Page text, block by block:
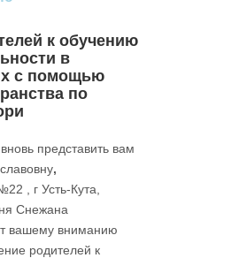
к обучению
в
с помощью
по
представить вам
,
, г Усть-Кута,
Снежана
вашему вниманию
родителей к